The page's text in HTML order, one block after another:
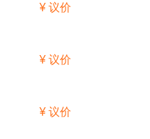
¥ 议价
¥ 议价
¥ 议价